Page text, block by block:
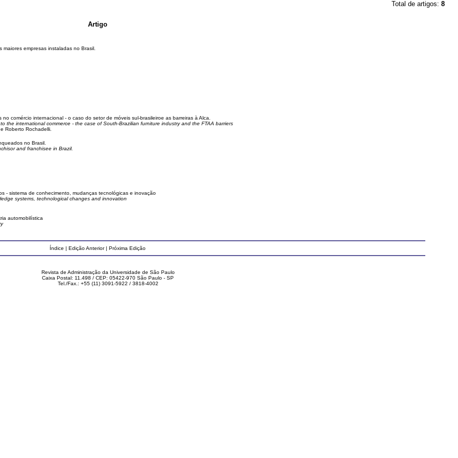
Total de artigos: 8
Artigo
empresas instaladas no Brasil.
comércio internacional - o caso do setor de móveis sul-brasileiroe as barreiras à Alca.
the international commerce - the case of South-Brazilian furniture industry and the FTAA barriers
Roberto Rochadelli.
no Brasil.
and franchisee in Brazil.
- sistema de conhecimento, mudanças tecnológicas e inovação
systems, technological changes and innovation
automobilística
Índice | Edição Anterior| Próxima Edição
Revista de Administração da Universidade de São Paulo
Caixa Postal: 11.498 / CEP: 05422-970 São Paulo - SP
Tel./Fax.: +55 (11) 3091-5922 / 3818-4002